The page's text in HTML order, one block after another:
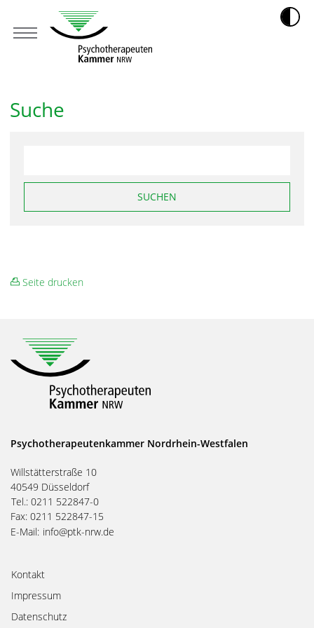
Suche
SUCHEN
Seite drucken
Psychotherapeutenkammer Nordrhein-Westfalen
Willstätterstraße 10
40549 Düsseldorf
Tel.: 0211 522847-0
Fax: 0211 522847-15
E-Mail: info@ptk-nrw.de
Kontakt
Impressum
Datenschutz